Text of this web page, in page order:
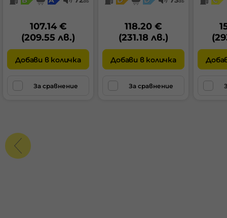
107.14 €
(209.55 лв.)
Добави в количка
За сравнение
118.20 €
(231.18 лв.)
Добави в количка
За сравнение